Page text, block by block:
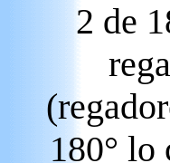
2 de
180° lo